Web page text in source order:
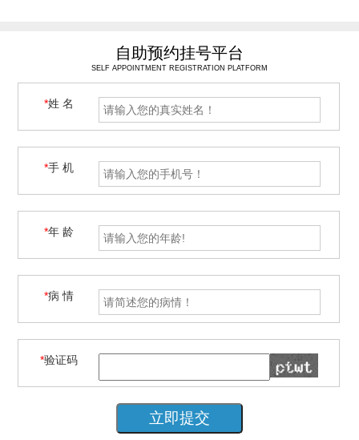
自助预约挂号平台
SELF APPOINTMENT REGISTRATION PLATFORM
*姓 名
*手 机
*年 龄
*病 情
*验证码